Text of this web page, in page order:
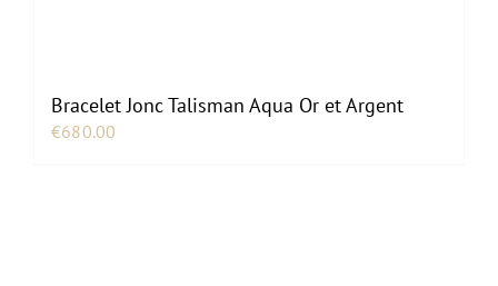
Bracelet Jonc Talisman Aqua Or et Argent
€680.00